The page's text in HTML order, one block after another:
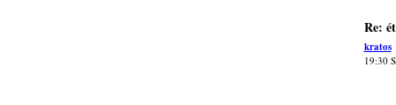
Re:
kratos
19:30